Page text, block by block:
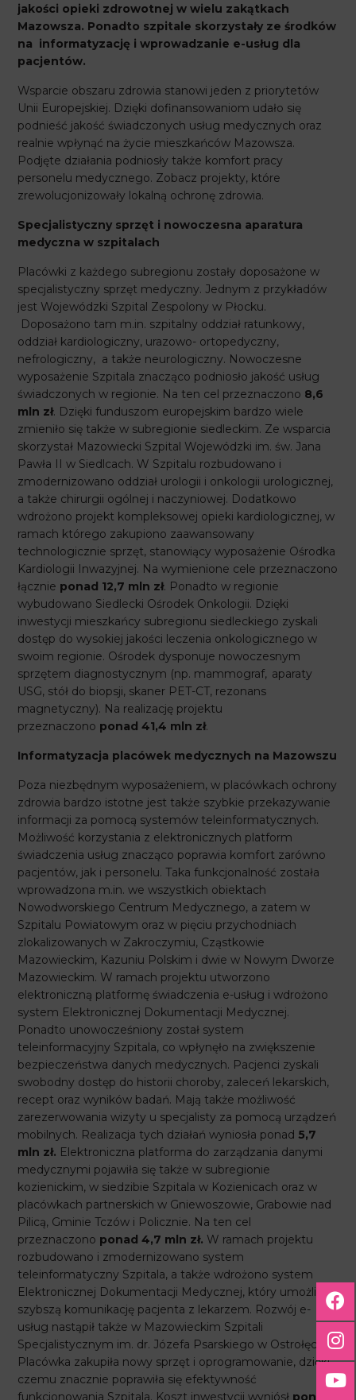
jakości opieki zdrowotnej w wielu zakątkach
Mazowsza. Ponadto szpitale skorzystały ze środków
na informatyzację i wprowadzanie e-usług dla
pacjentów.
Wsparcie obszaru zdrowia stanowi jeden z priorytetów
Unii Europejskiej. Dzięki dofinansowaniom udało się
podnieść jakość świadczonych usług medycznych oraz
realnie wpłynąć na życie mieszkańców Mazowsza.
Podjęte działania podniosły także komfort pracy
personelu medycznego. Zobacz projekty, które
zrewolucjonizowały lokalną ochronę zdrowia.
Specjalistyczny sprzęt i nowoczesna aparatura
medyczna w szpitalach
Placówki z każdego subregionu zostały doposażone w
specjalistyczny sprzęt medyczny. Jednym z przykładów
jest Wojewódzki Szpital Zespolony w Płocku.
Doposażono tam m.in. szpitalny oddział ratunkowy,
oddział kardiologiczny, urazowo- ortopedyczny,
nefrologiczny, a także neurologiczny. Nowoczesne
wyposażenie Szpitala znacząco podniosło jakość usług
świadczonych w regionie. Na ten cel przeznaczono 8,6
mln zł. Dzięki funduszom europejskim bardzo wiele
zmieniło się także w subregionie siedleckim. Ze wsparcia
skorzystał Mazowiecki Szpital Wojewódzki im. św. Jana
Pawła II w Siedlcach. W Szpitalu rozbudowano i
zmodernizowano oddział urologii i onkologii urologicznej,
a także chirurgii ogólnej i naczyniowej. Dodatkowo
wdrożono projekt kompleksowej opieki kardiologicznej, w
ramach którego zakupiono zaawansowany
technologicznie sprzęt, stanowiący wyposażenie Ośrodka
Kardiologii Inwazyjnej. Na wymienione cele przeznaczono
łącznie ponad 12,7 mln zł. Ponadto w regionie
wybudowano Siedlecki Ośrodek Onkologii. Dzięki
inwestycji mieszkańcy subregionu siedleckiego zyskali
dostęp do wysokiej jakości leczenia onkologicznego w
swoim regionie. Ośrodek dysponuje nowoczesnym
sprzętem diagnostycznym (np. mammograf, aparaty
USG, stół do biopsji, skaner PET-CT, rezonans
magnetyczny). Na realizację projektu
przeznaczono ponad 41,4 mln zł.
Informatyzacja placówek medycznych na Mazowszu
Poza niezbędnym wyposażeniem, w placówkach ochrony
zdrowia bardzo istotne jest także szybkie przekazywanie
informacji za pomocą systemów teleinformatycznych.
Możliwość korzystania z elektronicznych platform
świadczenia usług znacząco poprawia komfort zarówno
pacjentów, jak i personelu. Taka funkcjonalność została
wprowadzona m.in. we wszystkich obiektach
Nowodworskiego Centrum Medycznego, a zatem w
Szpitalu Powiatowym oraz w pięciu przychodniach
zlokalizowanych w Zakroczymiu, Cząstkowie
Mazowieckim, Kazuniu Polskim i dwie w Nowym Dworze
Mazowieckim. W ramach projektu utworzono
elektroniczną platformę świadczenia e-usług i wdrożono
system Elektronicznej Dokumentacji Medycznej.
Ponadto unowocześniony został system
teleinformacyjny Szpitala, co wpłynęło na zwiększenie
bezpieczeństwa danych medycznych. Pacjenci zyskali
swobodny dostęp do historii choroby, zaleceń lekarskich,
recept oraz wyników badań. Mają także możliwość
zarezerwowania wizyty u specjalisty za pomocą urządzeń
mobilnych. Realizacja tych działań wyniosła ponad 5,7
mln zł. Elektroniczna platforma do zarządzania danymi
medycznymi pojawiła się także w subregionie
kozienickim, w siedzibie Szpitala w Kozienicach oraz w
placówkach partnerskich w Gniewoszowie, Grabowie nad
Pilicą, Gminie Tczów i Policznie. Na ten cel
przeznaczono ponad 4,7 mln zł. W ramach projektu
rozbudowano i zmodernizowano system
teleinformatyczny Szpitala, a także wdrożono system
Elektronicznej Dokumentacji Medycznej, który umożliwia
szybszą komunikację pacjenta z lekarzem. Rozwój e-
usług nastąpił także w Mazowieckim Szpitali
Specjalistycznym im. dr. Józefa Psarskiego w Ostrołęce.
Placówka zakupiła nowy sprzęt i oprogramowanie, dzięki
czemu znacznie poprawiła się efektywność
funkcjonowania Szpitala. Koszt inwestycji wyniósł ponad